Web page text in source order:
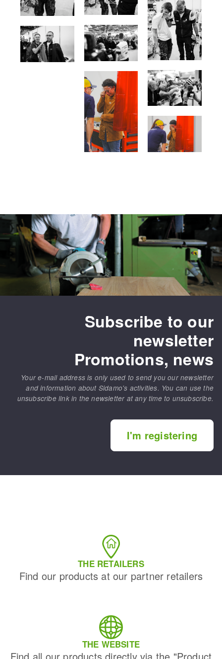
Subscribe to our
newsletter
Promotions, news
Your e-mail address is only used to send you our newsletter
and information about Sidamo's activities. You can use the
unsubscribe link in the newsletter at any time to unsubscribe.
I'm registering
THE RETAILERS
Find our products at our partner retailers
THE WEBSITE